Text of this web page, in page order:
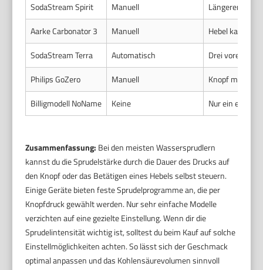
SodaStream Spirit
Manuell
Längerer
Aarke Carbonator 3
Manuell
Hebel kann
SodaStream Terra
Automatisch
Drei
Philips GoZero
Manuell
Knopf mit
Billigmodell NoName
Keine Nur ein
Zusammenfassung: Bei den meisten Wassersprudlern
kannst du die Sprudelstärke durch die Dauer des Drucks auf
den Knopf oder das Betätigen eines Hebels selbst steuern.
Einige Geräte bieten feste Sprudelprogramme an, die per
Knopfdruck gewählt werden. Nur sehr einfache Modelle
verzichten auf eine gezielte Einstellung. Wenn dir die
Sprudelintensität wichtig ist, solltest du beim Kauf auf solche
Einstellmöglichkeiten achten. So lässt sich der Geschmack
optimal anpassen und das Kohlensäurevolumen sinnvoll